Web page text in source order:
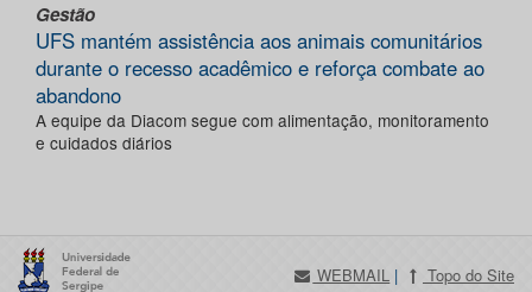
Gestão
UFS mantém assistência aos animais comunitários
durante o recesso acadêmico e reforça combate ao
abandono
A equipe da Diacom segue com alimentação, monitoramento
e cuidados diários
WEBMAIL | Topo do Site